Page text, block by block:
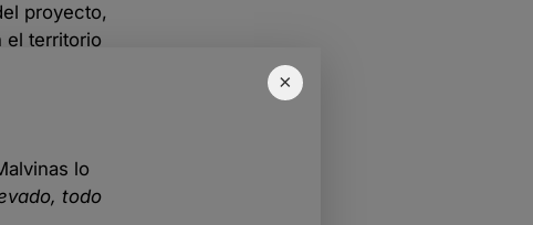
×
proyecto,
el territorio
lo
todo